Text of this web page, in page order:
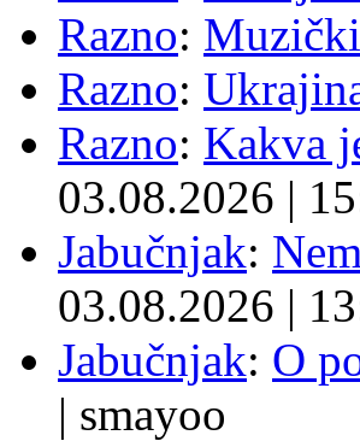
Razno:
Razno:
Razno: Kakva
03.08.2026 |
Jabučnjak:
03.08.2026 |
Jabučnjak: O
| smayoo